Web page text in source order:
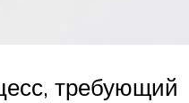
требующий